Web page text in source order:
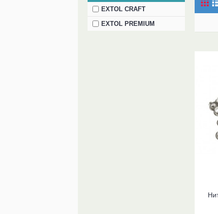
EXTOL CRAFT
EXTOL PREMIUM